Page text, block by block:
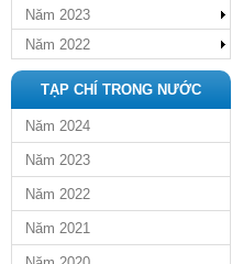
Năm 2023
Năm 2022
TẠP CHÍ TRONG NƯỚC
Năm 2024
Năm 2023
Năm 2022
Năm 2021